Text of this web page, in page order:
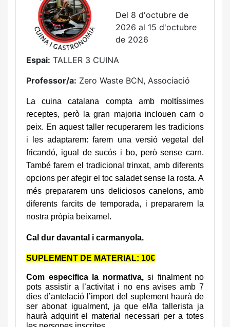
Del 8 d'octubre de
2026 al 15 d'octubre
de 2026
Espai: TALLER 3 CUINA
Professor/a: Zero Waste BCN, Associació
La cuina catalana compta amb moltíssimes
receptes, però la gran majoria inclouen carn o
peix. En aquest taller recuperarem les tradicions
i les adaptarem: farem una versió vegetal del
fricandó, igual de sucós i bo, però sense carn.
També farem el tradicional trinxat, amb diferents
opcions per afegir el toc saladet sense la rosta. A
més prepararem uns deliciosos canelons, amb
diferents farcits de temporada, i prepararem la
nostra pròpia beixamel.
Cal dur davantal i carmanyola.
SUPLEMENT DE MATERIAL: 10€
Com especifica la normativa,si finalment no
pots assistir a l’activitat i no ens avises amb 7
dies d’antelació l’import del suplement haurà de
ser abonat igualment, ja que el/la tallerista ja
haurà adquirit el material necessari per a totes